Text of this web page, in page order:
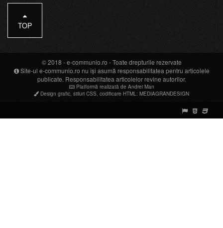
TOP
© 2018 -e-communio.ro - Toate drepturile rezervate
Site-ul e-communio.ro nu își asumă responsabilitatea pentru articolele
publicate. Responsabilitatea articolelor revine autorilor.
Platformă realizată de Andrei Man
Design grafic stiluri CSS codificare HTML : MEDIAGRANDESIGN